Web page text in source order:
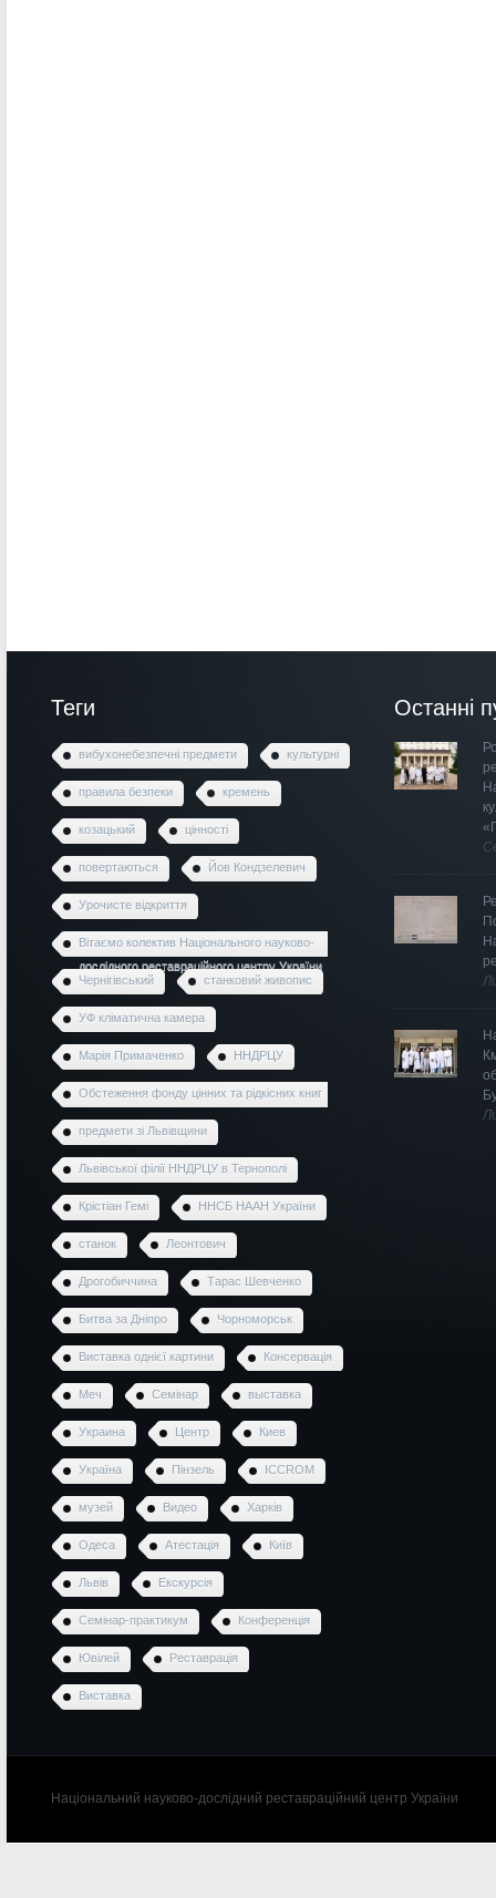
Теги
вибухонебезпечні предмети культурні
правила безпеки кремень
козацький цінності
повертаються Йов Кондзелевич
Урочисте відкриття
Вітаємо колектив Національного науково-
дослідного реставраційного центру України
Чернігівський
станковий живопис
УФ кліматична камера
Марія Примаченко ННДРЦУ
Обстеження фонду цінних та рідкісних книг
предмети зі Львівщини
Львівської філії ННДРЦУ в Тернополі
Крістіан Гемі ННСБ НААН України
станок Леонтович
Дрогобиччина Тарас Шевченко
Битва за Дніпро Чорноморськ
Виставка однієї картини Консервація
Меч Семінар выставка
Украина Центр Киев
Україна Пінзель ICCROM
музей Видео Харків
Одеса Атестація Київ
Львів Екскурсія
Семінар-практикум Конференція
Ювілей Реставрація
Виставка
Останні
Національний науково-дослідний реставраційний центр України